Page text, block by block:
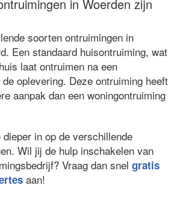
in Woerden zijn
soorten ontruimingen in
Een standaard huisontruiming, wat
laat ontruimen na een
oplevering. Deze ontruiming heeft
aanpak dan een woningontruiming
in op de verschillende
Wil jij de hulp inschakelen van
Vraag dan snel gratis
aan!